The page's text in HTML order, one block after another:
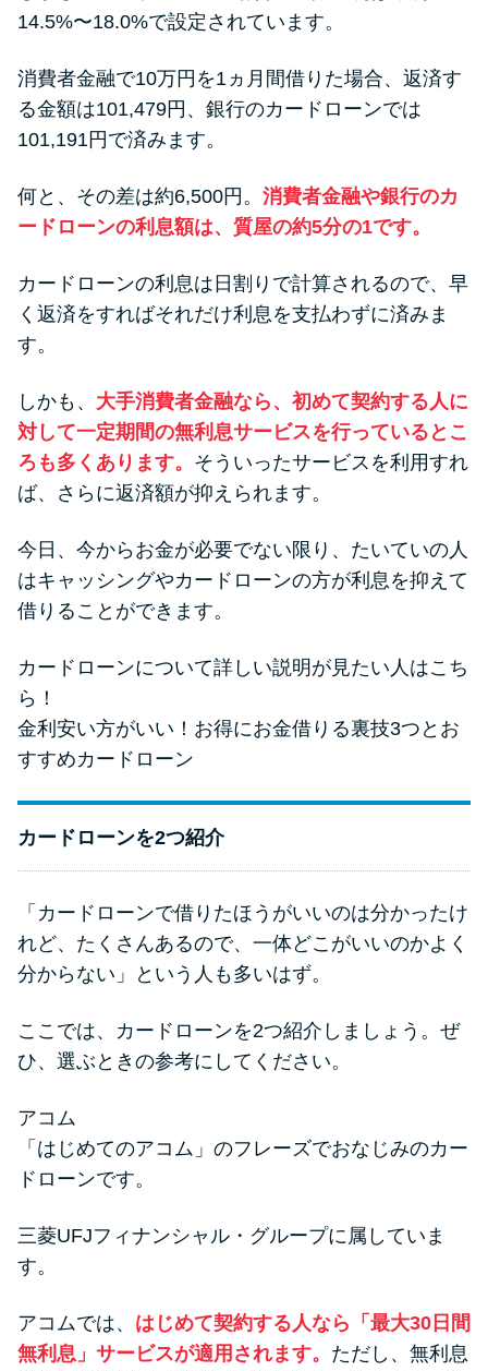
14.5%〜18.0%で設定されています。
消費者金融で10万円を1ヵ月間借りた場合、返済す
る金額は101,479円、銀行のカードローンでは
101,191円で済みます。
何と、その差は約6,500円。 消費者金融や銀行のカ
ードローンの利息額は、質屋の約5分の1です。
カードローンの利息は日割りで計算されるので、早
く返済をすればそれだけ利息を支払わずに済みま
す。
しかも、 大手消費者金融なら、初めて契約する人に
対して一定期間の無利息サービスを行っているとこ
ろも多くあります。 そういったサービスを利用すれ
ば、さらに返済額が抑えられます。
今日、今からお金が必要でない限り、たいていの人
はキャッシングやカードローンの方が利息を抑えて
借りることができます。
カードローンについて詳しい説明が見たい人はこち
ら！
金利安い方がいい！お得にお金借りる裏技3つとお
すすめカードローン
カードローンを2つ紹介
「カードローンで借りたほうがいいのは分かったけ
れど、たくさんあるので、一体どこがいいのかよく
分からない」という人も多いはず。
ここでは、カードローンを2つ紹介しましょう。ぜ
ひ、選ぶときの参考にしてください。
アコム
「はじめてのアコム」のフレーズでおなじみのカー
ドローンです。
三菱UFJフィナンシャル・グループに属していま
す。
アコムでは、 はじめて契約する人なら「最大30日間
無利息」サービスが適用されます。 ただし、無利息